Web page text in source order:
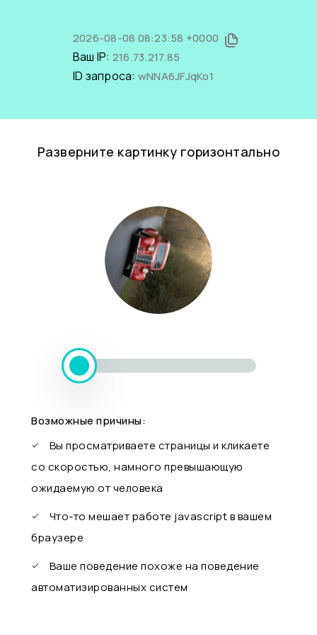
2026-08-08 08:23:58 +0000
Ваш IP: 216.73.217.85
ID запроса: wNNA6JFJqKo1
Разверните картинку горизонтально
Возможные причины:
Вы просматриваете страницы и кликаете
со скоростью, намного превышающую
ожидаемую от человека
Что-то мешает работе javascript в вашем
браузере
Ваше поведение похоже на поведение
автоматизированных систем